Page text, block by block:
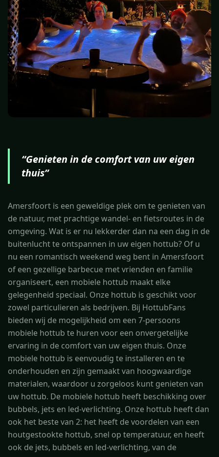
“Genieten in de comfort van uw eigen
thuis”
Amersfoort is een geweldige plek om te genieten van
de natuur, met prachtige wandel- en fietsroutes in de
omgeving. Wat is er nu lekkerder dan na een dag in de
buitenlucht te ontspannen in uw eigen hottub? Of u
nu een romantisch weekend weg bent in Amersfoort
of een gezellige barbecue met vrienden en familie
organiseert, een mobiele hottub maakt elke
gelegenheid speciaal. Onze hottub is geschikt voor
zowel particulieren als bedrijven. Bij HottubFans
bieden wij de mogelijkheid om een 7-persoons
mobiele hottub te huren voor een onvergetelijke
ervaring in de comfort van uw eigen thuis. Onze
mobiele hottub is eenvoudig te installeren en te
onderhouden en zijn gemaakt van hoogwaardige
materialen, waardoor u zorgeloos kunt genieten van
uw hottub. De mobiele hottub heeft beschikking over
bubbels, jets en led-verlichting. Onze hottub heeft dan
ook het beste van 2: het heeft de voordelen van een
houtgestookte hottub, snel op temperatuur, en heeft
ook de jets, bubbels en led-verlichting, van de